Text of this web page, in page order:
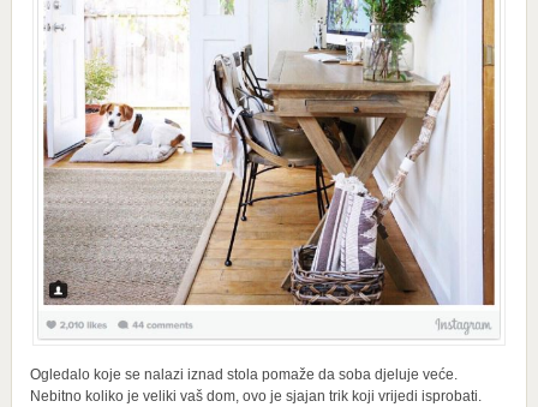
Ogledalo koje se nalazi iznad stola pomaže da soba djeluje veće.
Nebitno koliko je veliki vaš dom, ovo je sjajan trik koji vrijedi isprobati.